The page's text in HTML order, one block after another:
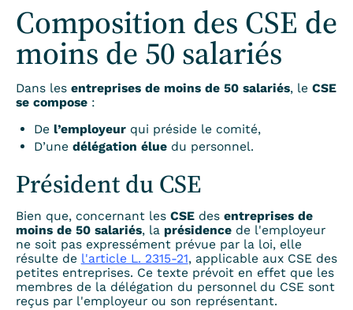
Composition des CSE de
moins de 50 salariés
Dans les entreprises de moins de 50 salariés, le CSE
se compose:
De l’employeur qui préside le comité,
D’unedélégation élue du personnel.
Président du CSE
Bien que, concernant les CSE des entreprises de
moins de 50 salariés, la présidence de l'employeur
ne soit pas expressément prévue par la loi, elle
résulte de l'article L. 2315-21, applicable aux CSE des
petites entreprises. Ce texte prévoit en effet que les
membres de la délégation du personnel du CSE sont
reçus par l'employeur ou son représentant.